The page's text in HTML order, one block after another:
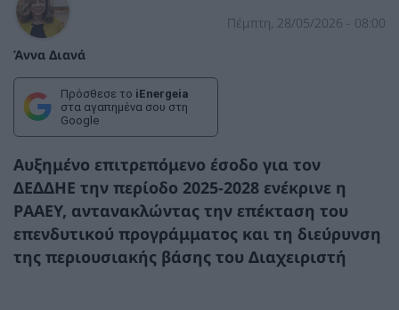
Άννα Διανά
Πέμπτη, 28/05/2026 - 08:00
Πρόσθεσε το iEnergeia
στα αγαπημένα σου στη
Google
Αυξημένο επιτρεπόμενο έσοδο για τον
ΔΕΔΔΗΕ την περίοδο 2025-2028 ενέκρινε η
ΡΑΑΕΥ, αντανακλώντας την επέκταση του
επενδυτικού προγράμματος και τη διεύρυνση
της περιουσιακής βάσης του Διαχειριστή